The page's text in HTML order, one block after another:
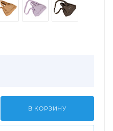
В КОРЗИНУ